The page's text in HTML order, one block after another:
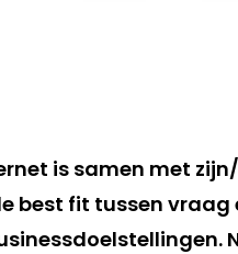
is samen met
best fit tussen